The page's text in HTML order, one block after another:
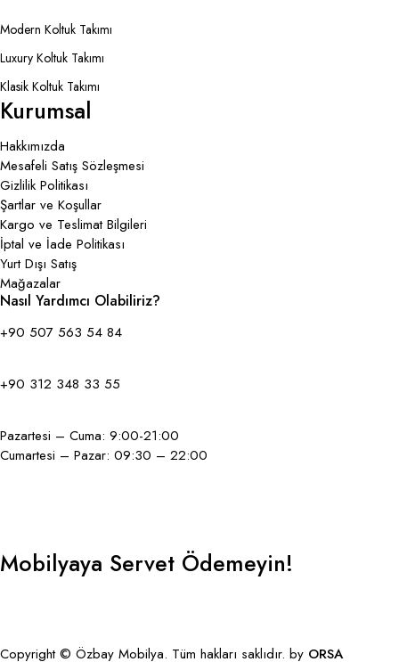
Modern Koltuk Takımı
Luxury Koltuk Takımı
Klasik Koltuk Takımı
Kurumsal
Hakkımızda
Mesafeli Satış Sözleşmesi
Gizlilik Politikası
Şartlar ve Koşullar
Kargo ve Teslimat Bilgileri
İptal ve İade Politikası
Yurt Dışı Satış
Mağazalar
Nasıl Yardımcı Olabiliriz?
+90 507 563 54 84
+90 312 348 33 55
Pazartesi – Cuma: 9:00-21:00
Cumartesi – Pazar: 09:30 – 22:00
Mobilyaya Servet Ödemeyin!
Copyright © Özbay Mobilya. Tüm hakları saklıdır. by ORSA